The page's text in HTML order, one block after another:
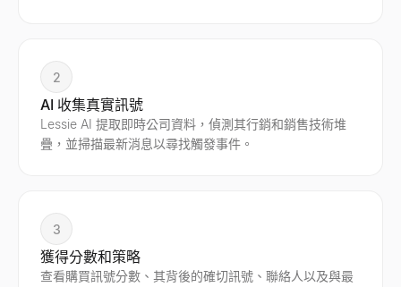
2
AI 收集真實訊號
Lessie AI 提取即時公司資料，偵測其行銷和銷售技術堆
疊，並掃描最新消息以尋找觸發事件。
3
獲得分數和策略
查看購買訊號分數、其背後的確切訊號、聯絡人以及與最